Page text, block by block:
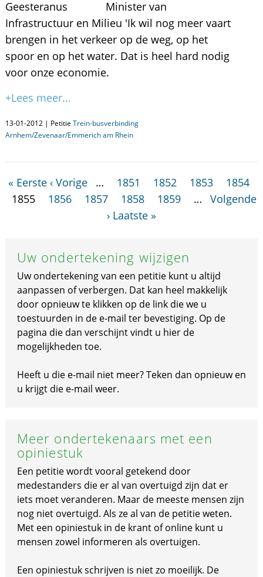
Geesteranus Minister van
Infrastructuur en Milieu 'Ik wil nog meer vaart
brengen in het verkeer op de weg, op het
spoor en op het water. Dat is heel hard nodig
voor onze economie.
+Lees meer...
13-01-2012 | Petitie Trein-busverbinding
Arnhem/Zevenaar/Emmerich am Rhein
« Eerste ‹ Vorige … 1851 1852 1853
1854
1855
1856 1857 1858 1859 …
Volgende
› Laatste »
Uw ondertekening wijzigen
Uw ondertekening van een petitie kunt u altijd
aanpassen of verbergen. Dat kan heel makkelijk
door opnieuw te klikken op de link die we u
toestuurden in de e-mail ter bevestiging. Op de
pagina die dan verschijnt vindt u hier de
mogelijkheden toe.
Heeft u die e-mail niet meer? Teken dan opnieuw en
u krijgt die e-mail weer.
Meer ondertekenaars met een
opiniestuk
Een petitie wordt vooral getekend door
medestanders die er al van overtuigd zijn dat er
iets moet veranderen. Maar de meeste mensen zijn
nog niet overtuigd. Als ze al van de petitie weten.
Met een opiniestuk in de krant of online kunt u
mensen zowel informeren als overtuigen.
Een opiniestuk schrijven is niet zo moeilijk. De